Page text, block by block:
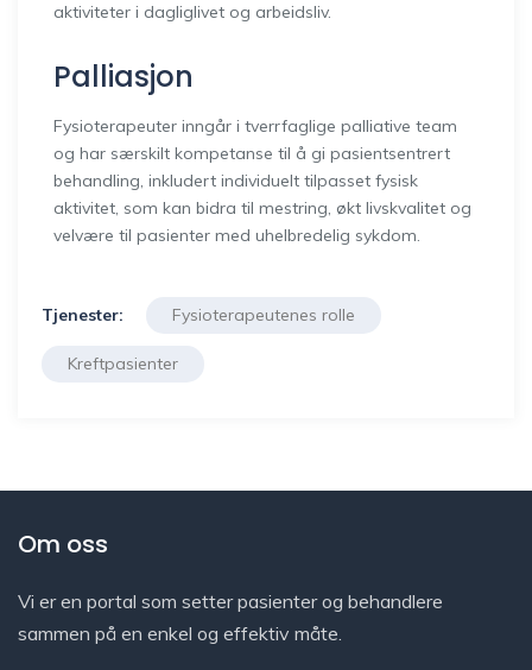
aktiviteter i dagliglivet og arbeidsliv.
Palliasjon
Fysioterapeuter inngår i tverrfaglige palliative team
og har særskilt kompetanse til å gi pasientsentrert
behandling, inkludert individuelt tilpasset fysisk
aktivitet, som kan bidra til mestring, økt livskvalitet og
velvære til pasienter med uhelbredelig sykdom.
Tjenester: Fysioterapeutenes rolle
Kreftpasienter
Om oss
Vi er en portal som setter pasienter og behandlere
sammen på en enkel og effektiv måte.